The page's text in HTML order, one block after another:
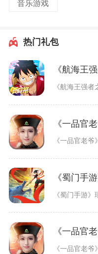
音乐游戏
热门礼包
《航海王强
《一品官
《一品官老
《蜀门手
《蜀门手游》
《一品官
《一品官老爷